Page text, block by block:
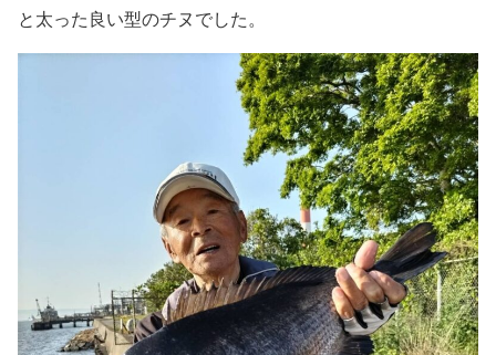
と太った良い型のチヌでした。